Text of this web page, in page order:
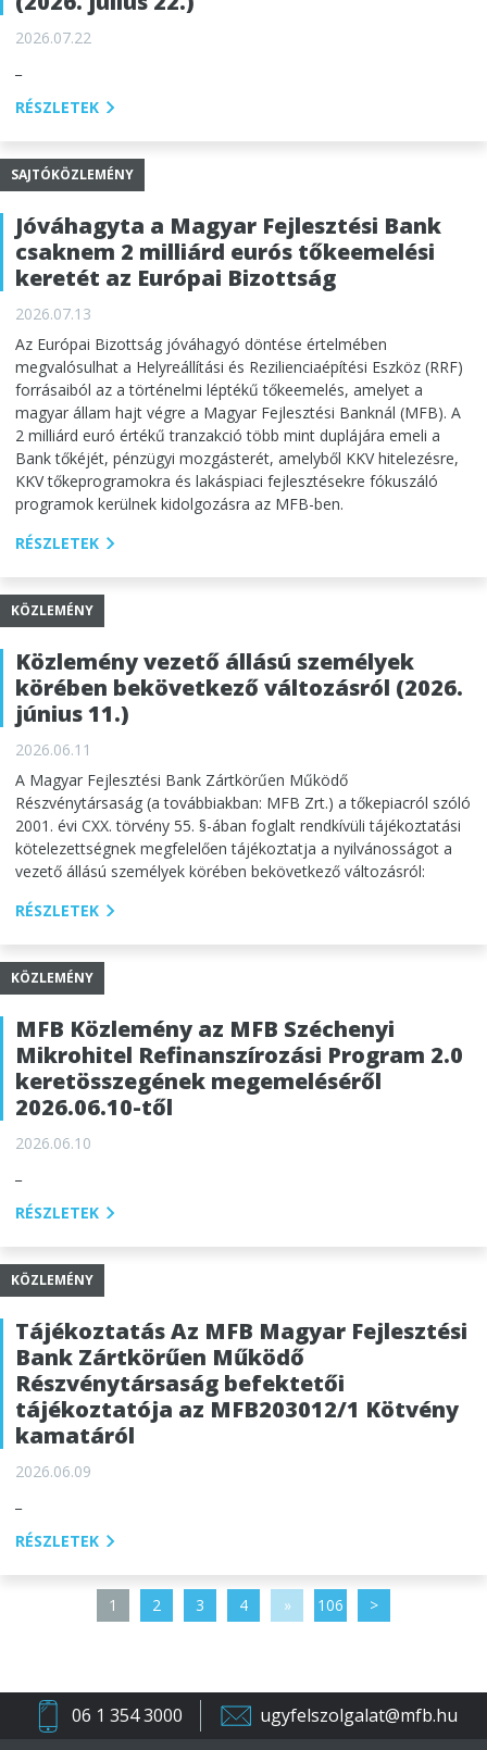
2026.07.22
RÉSZLETEK
SAJTÓKÖZLEMÉNY
Jóváhagyta a Magyar Fejlesztési Bank
csaknem 2 milliárd eurós tőkeemelési
keretét az Európai Bizottság
2026.07.13
Az Európai Bizottság jóváhagyó döntése értelmében
megvalósulhat a Helyreállítási és Rezilienciaépítési Eszköz (RRF)
forrásaiból az a történelmi léptékű tőkeemelés, amelyet a
magyar állam hajt végre a Magyar Fejlesztési Banknál (MFB). A
2 milliárd euró értékű tranzakció több mint duplájára emeli a
Bank tőkéjét, pénzügyi mozgásterét, amelyből KKV hitelezésre,
KKV tőkeprogramokra és lakáspiaci fejlesztésekre fókuszáló
programok kerülnek kidolgozásra az MFB-ben.
RÉSZLETEK
KÖZLEMÉNY
Közlemény vezető állású személyek
körében bekövetkező változásról (2026.
június 11.)
2026.06.11
A Magyar Fejlesztési Bank Zártkörűen Működő
Részvénytársaság (a továbbiakban: MFB Zrt.) a tőkepiacról szóló
2001. évi CXX. törvény 55. §-ában foglalt rendkívüli tájékoztatási
kötelezettségnek megfelelően tájékoztatja a nyilvánosságot a
vezető állású személyek körében bekövetkező változásról:
RÉSZLETEK
KÖZLEMÉNY
MFB Közlemény az MFB Széchenyi
Mikrohitel Refinanszírozási Program 2.0
keretösszegének megemeléséről
2026.06.10-től
2026.06.10
RÉSZLETEK
KÖZLEMÉNY
Tájékoztatás Az MFB Magyar Fejlesztési
Bank Zártkörűen Működő
Részvénytársaság befektetői
tájékoztatója az MFB203012/1 Kötvény
kamatáról
2026.06.09
RÉSZLETEK
1 2 3 4 » 106 >
06 1 354 3000 ugyfelszolgalat@mfb.hu